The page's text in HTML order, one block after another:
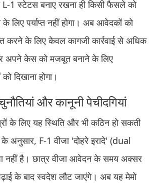
L-1 स्टेटस बनाए रखना ही किसी फैसले को
लिए पर्याप्त नहीं होगा। अब आवेदकों को
करने के लिए केवल कागजी कार्रवाई से अधिक
अपने केस को मजबूत बनाने के लिए
दिखाना होगा।
और कानूनी पेचीदगियां
के लिए यह स्थिति और भी कठिन हो सकती
के अनुसार, F-1 वीजा 'दोहरे इरादे' (dual
नहीं है। छात्र वीजा आवेदन के समय अक्सर
के बाद स्वदेश लौट जाएंगे। अब यह मेमो